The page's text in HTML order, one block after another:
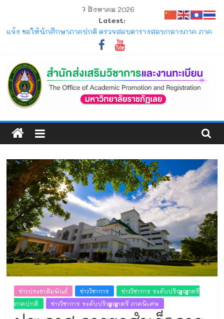
content
7 สิงหาคม 2026
Latest:
แจ้ง ขอให้นักศึกษาภาคปกติ ตรวจสอบตารางสอบกลางภาค ภาค
ประกาศ รับสมัครและรับรายงานตัวนักศึกษาใหม่ ระดับปริญญาตรี
ภาคปกติ (รอบมหกรรมวิชาการ) ประจำปีการศึกษา 2570
ประกาศ ให้นักศึกษาระดับปริญญาตรี ที่เข้าศึกษาปีการศึกษา 2569
พ้นสภาพจากการเป็นนักศึกษา ตามข้อบังคับมหาวิทยาลัยราชภัฏ
เลย ว่าด้วยการจัดการศึกษาระดับปริญญาตรี
ประกาศ การขอสำเร็จการศึกษาและการขึ้นทะเบียนบัณฑิตของ
นักศึกษาภาคปกติ ที่คาดว่าจะสำเร็จการศึกษาในภาคการศึกษาที่
1/2569 และ 2/2569
สำนัก
ส่ง
เสริม
วิชาการ
และ
งาน
ทะเบียน
ข่าวประชาสัมพันธ์ ข่าววิชาการ
ข่าววิชาการ ระดับปริญญาตรี
ภาคปกติ
ข่าววิชาการ ระดับปริญญาตรี ภาคพิเศษ